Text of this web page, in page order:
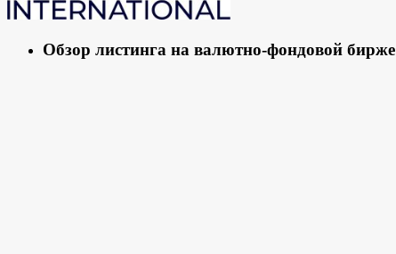
Обзор листинга на валютно-фондовой бирже